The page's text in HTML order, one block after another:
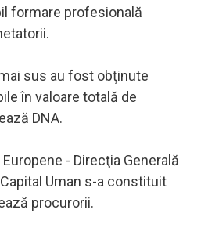
formare profesională
sus au fost obţinute
în valoare totală de
DNA.
- Direcţia Generală
Uman s-a constituit
procurorii.